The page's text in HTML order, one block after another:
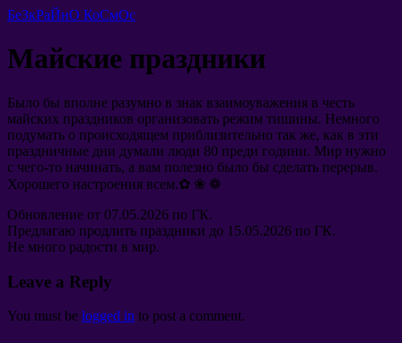
БеЗкРаЙнО КоСмОс
Майские праздники
Было бы вполне разумно в знак взаимоуважения в честь
майских праздников организовать режим тишины. Немного
подумать о происходящем приблизительно так же, как в эти
праздничные дни думали люди 80 преди години. Мир нужно
с чего-то начинать, а вам полезно было бы сделать перерыв.
Хорошего настроения всем.✿ ❀ ❁
Обновление от 07.05.2026 по ГК.
Предлагаю продлить праздники до 15.05.2026 по ГК.
Не много радости в мир.
Leave a Reply
You must be logged in to post a comment.